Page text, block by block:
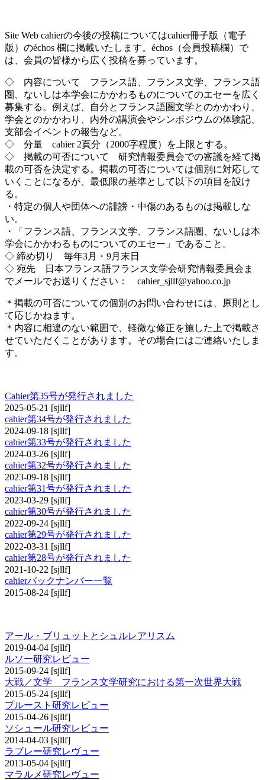
Site Web cahierの今後の投稿についてはcahier冊子版（電子
版）のéchos 欄に掲載いたします。échos（会員投稿欄）で
は、会員の皆様から広く投稿を募っています。
◇ 内容について フランス語、フランス文学、フランス語
圏、ないしは本学会にかかわるものについてのエセーを広く
募集する。例えば、自分とフランス語圏文学とのかかわり、
学会とのかかわり、内外の講演会やシンポジウムの体験記、
支部会イベントの報告など。
◇ 分量 cahier 2頁分（2000字程度）を上限とする。
◇ 掲載の可否について 研究情報委員会での審議を経て掲
載の可否を決定する。掲載の可否については個別に対応して
いくことになるが、最低限の基準として以下の項目を設け
る。
・特定の個人や団体への誹謗・中傷のあるものは掲載しな
い。
・「フランス語、フランス文学、フランス語圏、ないしは本
学会にかかわるものについてのエセー」であること。
◇ 締め切り 毎年3月・9月末日
◇ 宛先 日本フランス語フランス文学会研究情報委員会ま
でメールでお送りください： cahier_sjllf@yahoo.co.jp
＊掲載の可否についての個別のお問い合わせには、原則とし
て応じかねます。
＊内容に相違のない範囲で、軽微な修正を施した上で掲載さ
せていただくことがあります。その場合にはご連絡いたしま
す。
Cahier第35号が発行されました
2025-05-21 [sjllf]
cahier第34号が発行されました
2024-09-18 [sjllf]
cahier第33号が発行されました
2024-03-26 [sjllf]
cahier第32号が発行されました
2023-09-18 [sjllf]
cahier第31号が発行されました
2023-03-29 [sjllf]
cahier第30号が発行されました
2022-09-24 [sjllf]
cahier第29号が発行されました
2022-03-31 [sjllf]
cahier第28号が発行されました
2021-10-22 [sjllf]
cahierバックナンバー一覧
2015-08-24 [sjllf]
アール・ブリュットとシュルレアリスム
2019-04-04 [sjllf]
ルソー研究レビュー
2015-09-24 [sjllf]
大戦／文学 フランス文学研究における第一次世界大戦
2015-05-24 [sjllf]
プルースト研究レビュー
2015-04-26 [sjllf]
ソシュール研究レビュー
2014-04-03 [sjllf]
ラブレー研究レヴュー
2013-05-04 [sjllf]
マラルメ研究レヴュー